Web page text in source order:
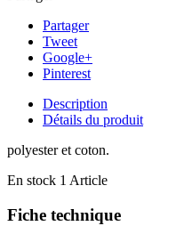
Partager
Tweet
Google+
Pinterest
Description
Détails du produit
polyester et coton.
En stock 1 Article
Fiche technique